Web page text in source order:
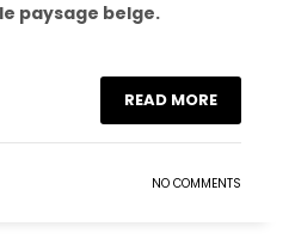
paysage belge.
READ MORE
NO COMMENTS